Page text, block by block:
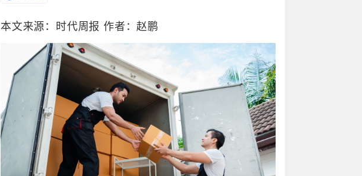
本文来源：时代周报 作者：赵鹏